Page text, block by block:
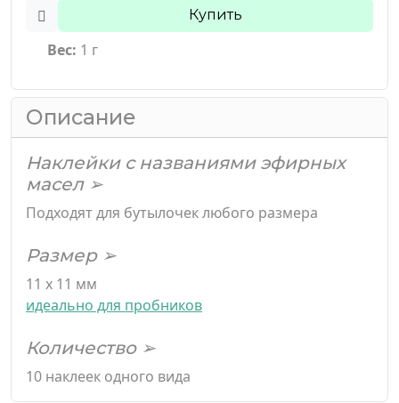
Купить
Вес: 1 г
Описание
Наклейки с названиями эфирных
масел ➢
Подходят для бутылочек любого размера
Размер ➢
11 х 11 мм
идеально для пробников
Количество ➢
10 наклеек одного вида